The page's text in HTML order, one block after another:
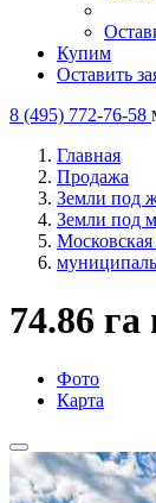
Купим
Оставить
8 (495) 772-76-58
Главная
Продажа
Земли под
Земли под
Московская
74.86
Фото
Карта